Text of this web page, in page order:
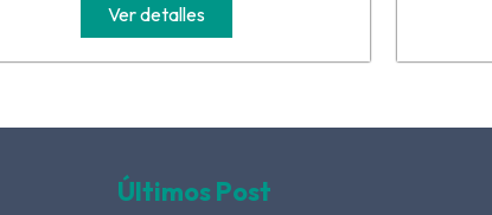
Ver detalles
Últimos Post